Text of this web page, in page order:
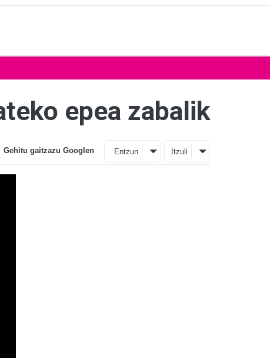
epea zabalik
Gehitu gaitzazu Googlen Entzun Itzuli